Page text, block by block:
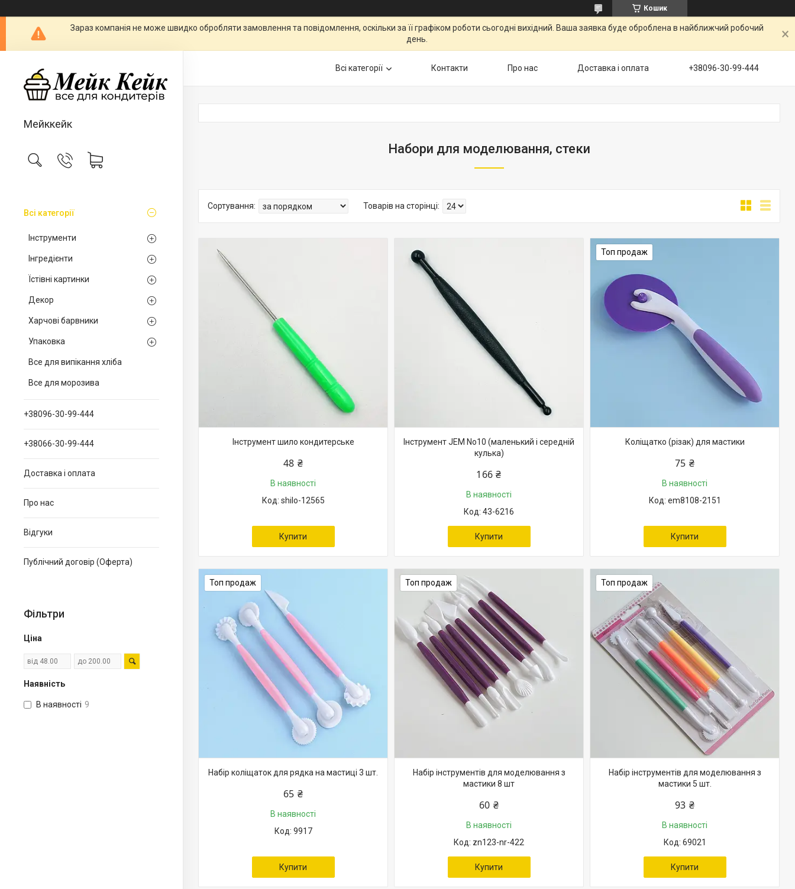
Кошик
Зараз компанія не може швидко обробляти замовлення та повідомлення, оскільки за її графіком роботи сьогодні вихідний. Ваша заявка буде оброблена в найближчий робочий
день.
Мейккейк
Всі категорії
Інструменти
Інгредієнти
Їстівні картинки
Декор
Харчові барвники
Упаковка
Все для випікання хліба
Все для морозива
+38096-30-99-444
+38066-30-99-444
Доставка і оплата
Про нас
Відгуки
Публічний договір (Оферта)
Фільтри
Ціна
Наявність
В наявності 9
Всі категорії Контакти Про нас Доставка і оплата +38096-30-99-444
Набори для моделювання, стеки
Інструмент шило кондитерське
48 ₴
В наявності
shilo-12565
Купити
Інструмент JEM No10 (маленький і середній
кулька)
166 ₴
В наявності
43-6216
Купити
Топ продаж
Коліщатко (різак) для мастики
75 ₴
В наявності
em8108-2151
Купити
Топ продаж
Набір коліщаток для рядка на мастиці 3 шт.
65 ₴
В наявності
9917
Купити
Топ продаж
Набір інструментів для моделювання з
мастики 8 шт
60 ₴
В наявності
zn123-nr-422
Купити
Топ продаж
Набір інструментів для моделювання з
мастики 5 шт.
93 ₴
В наявності
69021
Купити